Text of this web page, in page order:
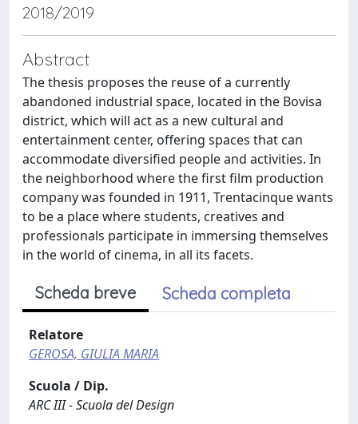
2018/2019
Abstract
The thesis proposes the reuse of a currently
abandoned industrial space, located in the Bovisa
district, which will act as a new cultural and
entertainment center, offering spaces that can
accommodate diversified people and activities. In
the neighborhood where the first film production
company was founded in 1911, Trentacinque wants
to be a place where students, creatives and
professionals participate in immersing themselves
in the world of cinema, in all its facets.
Scheda breve Scheda completa
Relatore
GEROSA, GIULIA MARIA
Scuola / Dip.
ARC III - Scuola del Design